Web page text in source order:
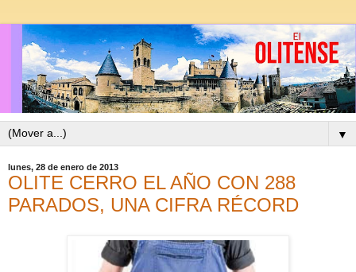
▼
lunes, 28 de enero de 2013
OLITE CERRO EL AÑO CON 288
PARADOS, UNA CIFRA RÉCORD